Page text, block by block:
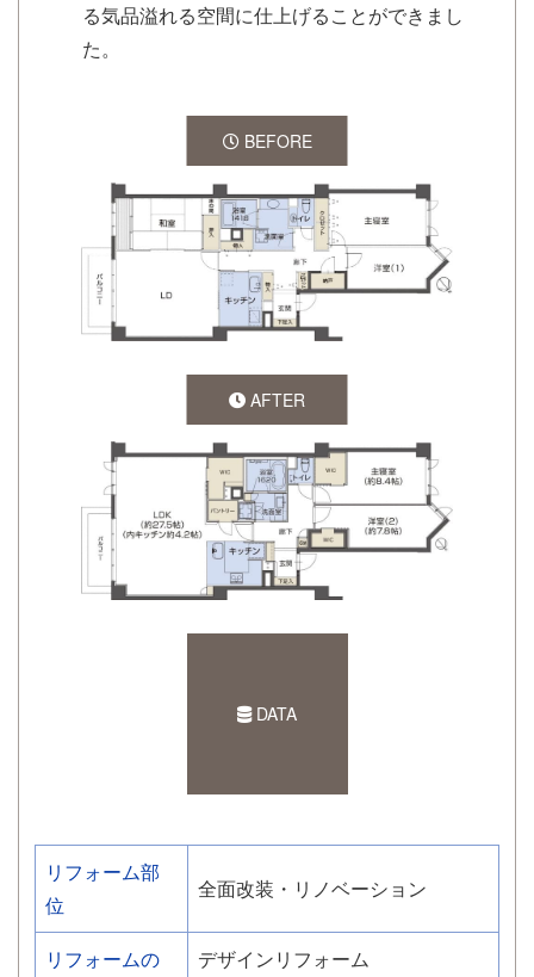
る気品溢れる空間に仕上げることができまし
た。
BEFORE
AFTER
DATA
リフォーム部
位
全面改装・リノベーション
リフォームの
デザインリフォーム